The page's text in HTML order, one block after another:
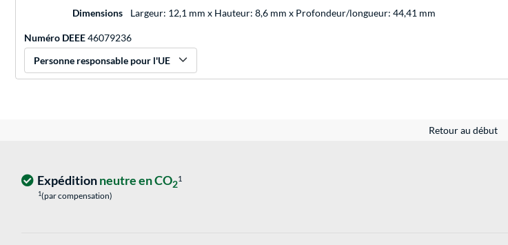
Dimensions
Largeur: 12,1 mm x Hauteur: 8,6 mm x Profondeur/longueur: 44,41 mm
Numéro DEEE46079236
Personne responsable pour l'UE
Retour au début
Expéditionneutre en CO21
1(par compensation)